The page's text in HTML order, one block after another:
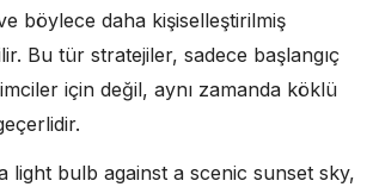
böylece daha kişiselleştirilmiş
Bu tür stratejiler, sadece başlangıç
için değil, aynı zamanda köklü